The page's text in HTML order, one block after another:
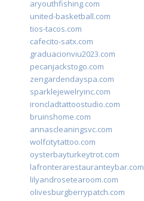
aryouthfishing.com
united-basketball.com
tios-tacos.com
cafecito-satx.com
graduacionviu2023.com
pecanjackstogo.com
zengardendayspa.com
sparklejewelryinc.com
ironcladtattoostudio.com
bruinshome.com
annascleaningsvc.com
wolfcitytattoo.com
oysterbayturkeytrot.com
lafronterarestauranteybar.com
lilyandrosetearoom.com
olivesburgberrypatch.com